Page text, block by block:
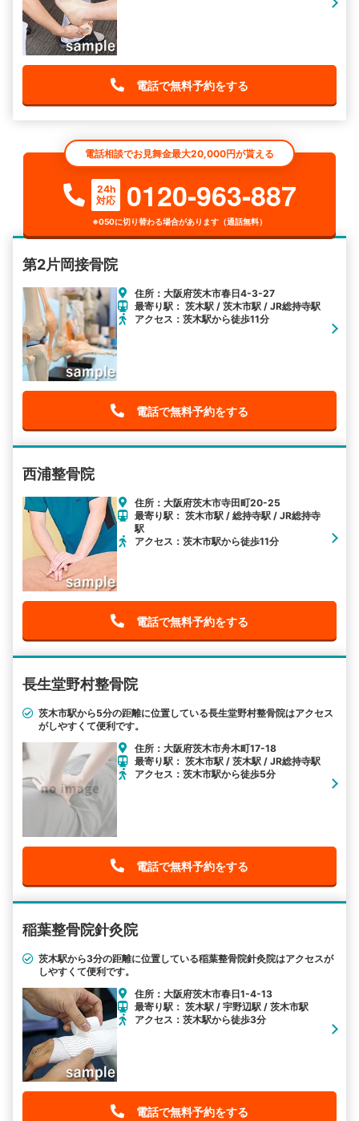
電話で無料予約をする
電話相談でお見舞金最大20,000円が貰える
24h
対応
0120-963-887
※050に切り替わる場合があります（通話無料）
第2片岡接骨院
住所：大阪府茨木市春日4-3-27
最寄り駅： 茨木駅 / 茨木市駅 / JR総持寺駅
アクセス：茨木駅から徒歩11分
電話で無料予約をする
西浦整骨院
住所：大阪府茨木市寺田町20-25
最寄り駅： 茨木市駅 / 総持寺駅 / JR総持寺
駅
アクセス：茨木市駅から徒歩11分
電話で無料予約をする
長生堂野村整骨院
茨木市駅から5分の距離に位置している長生堂野村整骨院はアクセス
がしやすくて便利です。
住所：大阪府茨木市舟木町17-18
最寄り駅： 茨木市駅 / 茨木駅 / JR総持寺駅
アクセス：茨木市駅から徒歩5分
電話で無料予約をする
稲葉整骨院針灸院
茨木駅から3分の距離に位置している稲葉整骨院針灸院はアクセスが
しやすくて便利です。
住所：大阪府茨木市春日1-4-13
最寄り駅： 茨木駅 / 宇野辺駅 / 茨木市駅
アクセス：茨木駅から徒歩3分
電話で無料予約をする